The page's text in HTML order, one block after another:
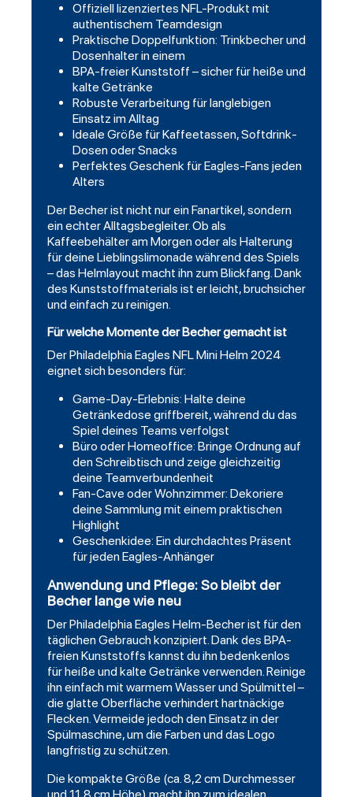
Offiziell lizenziertes NFL-Produkt mit
authentischem Teamdesign
Praktische Doppelfunktion: Trinkbecher und
Dosenhalter in einem
BPA-freier Kunststoff – sicher für heiße und
kalte Getränke
Robuste Verarbeitung für langlebigen
Einsatz im Alltag
Ideale Größe für Kaffeetassen, Softdrink-
Dosen oder Snacks
Perfektes Geschenk für Eagles-Fans jeden
Alters
Der Becher ist nicht nur ein Fanartikel, sondern
ein echter Alltagsbegleiter. Ob als
Kaffeebehälter am Morgen oder als Halterung
für deine Lieblingslimonade während des Spiels
– das Helmlayout macht ihn zum Blickfang. Dank
des Kunststoffmaterials ist er leicht, bruchsicher
und einfach zu reinigen.
Für welche Momente der Becher gemacht ist
Der Philadelphia Eagles NFL Mini Helm 2024
eignet sich besonders für:
Game-Day-Erlebnis: Halte deine
Getränkedose griffbereit, während du das
Spiel deines Teams verfolgst
Büro oder Homeoffice: Bringe Ordnung auf
den Schreibtisch und zeige gleichzeitig
deine Teamverbundenheit
Fan-Cave oder Wohnzimmer: Dekoriere
deine Sammlung mit einem praktischen
Highlight
Geschenkidee: Ein durchdachtes Präsent
für jeden Eagles-Anhänger
Anwendung und Pflege: So bleibt der
Becher lange wie neu
Der Philadelphia Eagles Helm-Becher ist für den
täglichen Gebrauch konzipiert. Dank des BPA-
freien Kunststoffs kannst du ihn bedenkenlos
für heiße und kalte Getränke verwenden. Reinige
ihn einfach mit warmem Wasser und Spülmittel –
die glatte Oberfläche verhindert hartnäckige
Flecken. Vermeide jedoch den Einsatz in der
Spülmaschine, um die Farben und das Logo
langfristig zu schützen.
Die kompakte Größe (ca. 8,2 cm Durchmesser